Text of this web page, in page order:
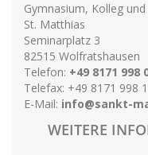
Gymnasium, Kolleg
St. Matthias
Seminarplatz 3
82515 Wolfratshausen
Telefon: +49 8171 998
Telefax: +49 8171 998
E-Mail: info@sankt-
WEITERE